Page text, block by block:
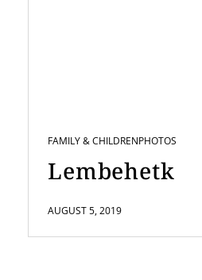
FAMILY & CHILDRENPHOTOS
Lembehetk
AUGUST 5, 2019